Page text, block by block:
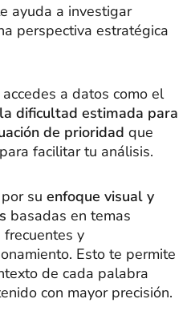
ayuda a investigar
perspectiva estratégica
a datos como el
dificultad estimada para
de prioridad que
facilitar tu análisis.
su enfoque visual y
basadas en temas
y
Esto te permite
de cada palabra
con mayor precisión.